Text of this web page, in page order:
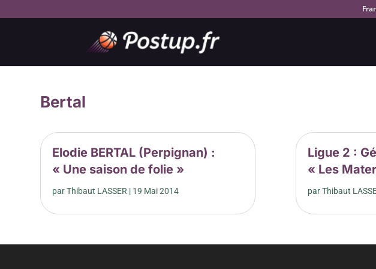
Bertal
Elodie BERTAL (Perpignan) :
« Une saison de folie »
parThibaut LASSER | 19 Mai 2014
Ligue 2 :
« Les
parThibaut